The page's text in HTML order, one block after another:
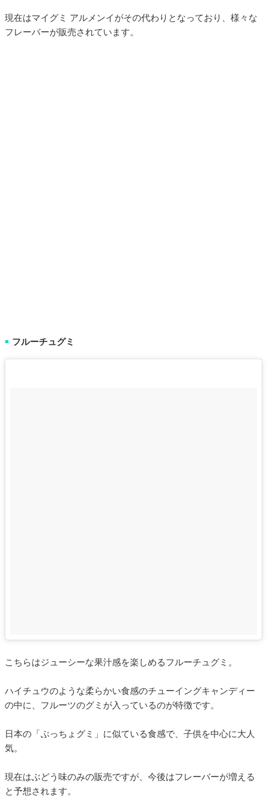
現在はマイグミ アルメンイがその代わりとなっており、様々な
フレーバーが販売されています。
■ フルーチュグミ
こちらはジューシーな果汁感を楽しめるフルーチュグミ。
ハイチュウのような柔らかい食感のチューイングキャンディー
の中に、フルーツのグミが入っているのが特徴です。
日本の「ぷっちょグミ」に似ている食感で、子供を中心に大人
気。
現在はぶどう味のみの販売ですが、今後はフレーバーが増える
と予想されます。